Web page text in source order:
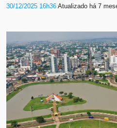
30/12/2025 16h36Atualizado há 7